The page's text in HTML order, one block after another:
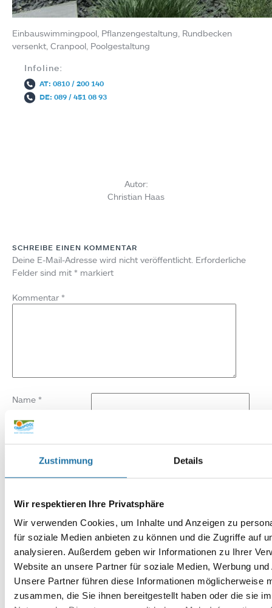
Zustimmung Details
Wir respektieren Ihre Privatsphäre
Wir verwenden Cookies, um Inhalte und Anzeigen zu
für soziale Medien anbieten zu können und die Zugriffe auf
analysieren. Außerdem geben wir Informationen zu Ihrer
Website an unsere Partner für soziale Medien, Werbung
Unsere Partner führen diese Informationen möglicherweise
zusammen, die Sie ihnen bereitgestellt haben oder die sie
Einbauswimmingpool, Pflanzengestaltung, Rundbecken
versenkt, Cranpool, Poolgestaltung
Infoline:
AT: 0810 / 200 140
DE: 089 / 451 08 93
Autor:
Christian Haas
SCHREIBE EINEN KOMMENTAR
Deine E-Mail-Adresse wird nicht veröffentlicht. Erforderliche
Felder sind mit * markiert
Kommentar *
Name *
E-Mail-Adresse
Website